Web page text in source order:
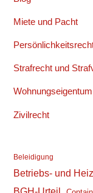
Miete und Pacht
Strafrecht und
Zivilrecht
Beleidigung
Betriebs- und